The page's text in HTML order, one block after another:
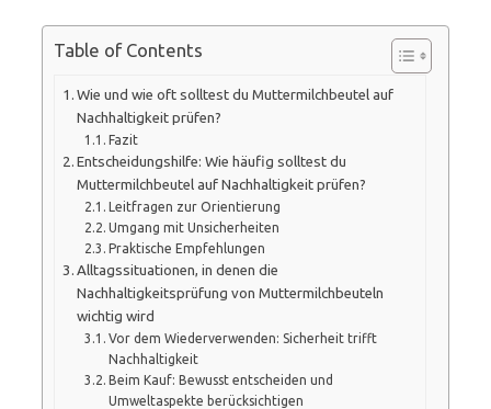
Table of Contents
Wie und wie oft solltest du Muttermilchbeutel auf
Nachhaltigkeit prüfen?
Fazit
Entscheidungshilfe: Wie häufig solltest du
Muttermilchbeutel auf Nachhaltigkeit prüfen?
Leitfragen zur Orientierung
Umgang mit Unsicherheiten
Praktische Empfehlungen
Alltagssituationen, in denen die
Nachhaltigkeitsprüfung von Muttermilchbeuteln
wichtig wird
Vor dem Wiederverwenden: Sicherheit trifft
Nachhaltigkeit
Beim Kauf: Bewusst entscheiden und
Umweltaspekte berücksichtigen